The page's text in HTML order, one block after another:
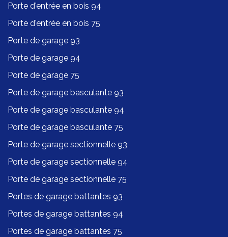
Porte d'entrée en bois 94
Porte d'entrée en bois 75
Porte de garage 93
Porte de garage 94
Porte de garage 75
Porte de garage basculante 93
Porte de garage basculante 94
Porte de garage basculante 75
Porte de garage sectionnelle 93
Porte de garage sectionnelle 94
Porte de garage sectionnelle 75
Portes de garage battantes 93
Portes de garage battantes 94
Portes de garage battantes 75